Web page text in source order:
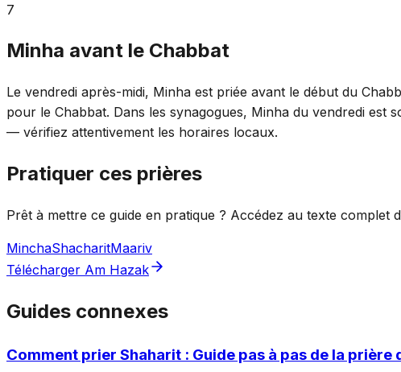
7
Minha avant le Chabbat
Le vendredi après-midi, Minha est priée avant le début du
pour le Chabbat. Dans les synagogues, Minha du vendredi est
— vérifiez attentivement les horaires locaux.
Pratiquer ces prières
Prêt à mettre ce guide en pratique ? Accédez au texte complet
MinchaShacharitMaariv
Télécharger Am Hazak
Guides connexes
Comment prier Shaharit : Guide pas à pas de la prière